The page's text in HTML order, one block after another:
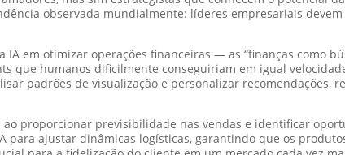
observada mundialmente: líderes empresariais
em otimizar operações financeiras — as “finanças como
que humanos dificilmente conseguiriam em igual
padrões de visualização e personalizar recomendações,
proporcionar previsibilidade nas vendas e identificar
para ajustar dinâmicas logísticas, garantindo que os